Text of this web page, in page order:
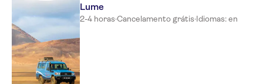
Lume
2-4 horas·Cancelamento grátis·Idiomas: en